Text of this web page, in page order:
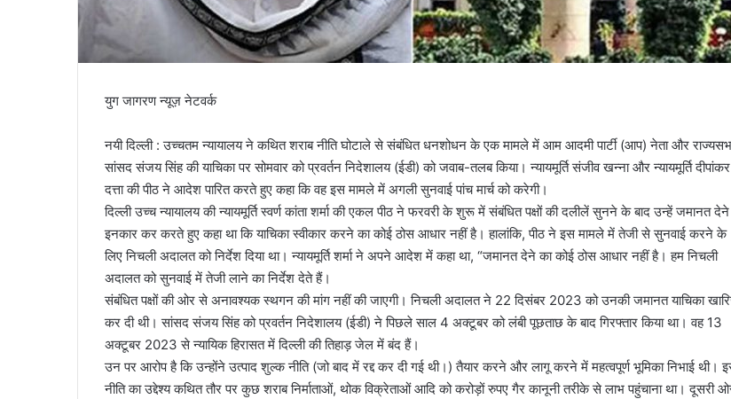
युग जागरण न्यूज़ नेटवर्क
नयी दिल्ली : उच्चतम न्यायालय ने कथित शराब नीति घोटाले से संबंधित धनशोधन के एक मामले में आम आदमी पार्टी (आप) नेता और
सांसद संजय सिंह की याचिका पर सोमवार को प्रवर्तन निदेशालय (ईडी) को जवाब-तलब किया। न्यायमूर्ति संजीव खन्ना और न्यायमूर्ति दीपांकर
दत्ता की पीठ ने आदेश पारित करते हुए कहा कि वह इस मामले में अगली सुनवाई पांच मार्च को करेगी।
दिल्ली उच्च न्यायालय की न्यायमूर्ति स्वर्ण कांता शर्मा की एकल पीठ ने फरवरी के शुरू में संबंधित पक्षों की दलीलें सुनने के बाद उन्हें जमानत
इनकार कर करते हुए कहा था कि याचिका स्वीकार करने का कोई ठोस आधार नहीं है। हालांकि, पीठ ने इस मामले में तेजी से सुनवाई करने के
लिए निचली अदालत को निर्देश दिया था। न्यायमूर्ति शर्मा ने अपने आदेश में कहा था, “जमानत देने का कोई ठोस आधार नहीं है। हम निचली
अदालत को सुनवाई में तेजी लाने का निर्देश देते हैं।
संबंधित पक्षों की ओर से अनावश्यक स्थगन की मांग नहीं की जाएगी। निचली अदालत ने 22 दिसंबर 2023 को उनकी जमानत याचिका
कर दी थी। सांसद संजय सिंह को प्रवर्तन निदेशालय (ईडी) ने पिछले साल 4 अक्टूबर को लंबी पूछताछ के बाद गिरफ्तार किया था। वह 13
अक्टूबर 2023 से न्यायिक हिरासत में दिल्ली की तिहाड़ जेल में बंद हैं।
उन पर आरोप है कि उन्होंने उत्पाद शुल्क नीति (जो बाद में रद्द कर दी गई थी।) तैयार करने और लागू करने में महत्वपूर्ण भूमिका निभाई थी।
नीति का उद्देश्य कथित तौर पर कुछ शराब निर्माताओं, थोक विक्रेताओं आदि को करोड़ों रुपए गैर कानूनी तरीके से लाभ पहुंचाना था। दूसरी